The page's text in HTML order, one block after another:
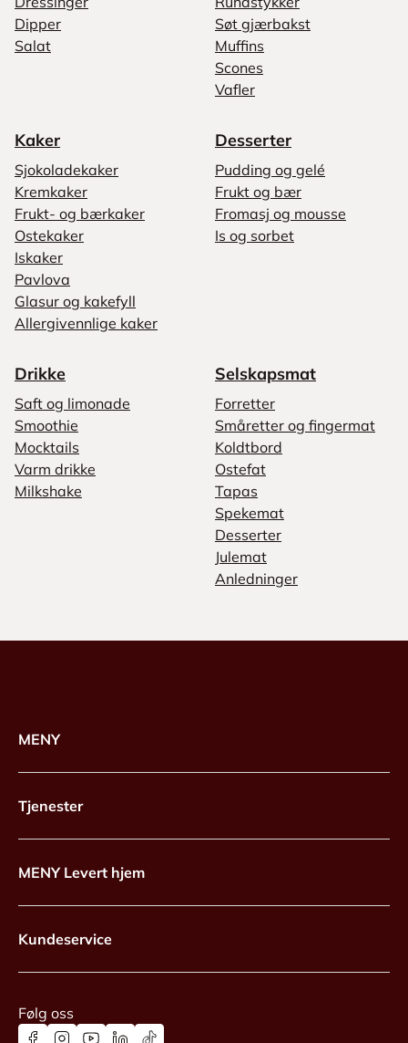
Dipper
Salat
Søt gjærbakst
Muffins
Scones
Vafler
Kaker
Sjokoladekaker
Kremkaker
Frukt- og bærkaker
Ostekaker
Iskaker
Pavlova
Glasur og kakefyll
Allergivennlige kaker
Desserter
Pudding og gelé
Frukt og bær
Fromasj og mousse
Is og sorbet
Drikke
Saft og limonade
Smoothie
Mocktails
Varm drikke
Milkshake
Selskapsmat
Forretter
Småretter og fingermat
Koldtbord
Ostefat
Tapas
Spekemat
Desserter
Julemat
Anledninger
MENY
Tjenester
MENY Levert hjem
Kundeservice
Følg oss